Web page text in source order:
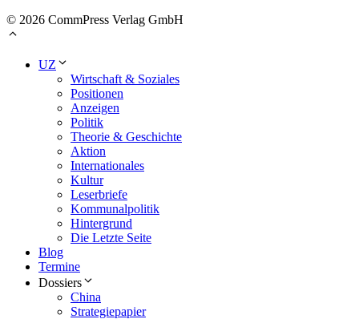
© 2026 CommPress Verlag GmbH
UZ
Wirtschaft & Soziales
Positionen
Anzeigen
Politik
Theorie & Geschichte
Aktion
Internationales
Kultur
Leserbriefe
Kommunalpolitik
Hintergrund
Die Letzte Seite
Blog
Termine
Dossiers
China
Strategiepapier